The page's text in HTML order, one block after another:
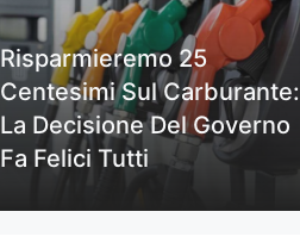
Risparmieremo 25
Centesimi Sul Carburante:
La Decisione Del Governo
Fa Felici Tutti